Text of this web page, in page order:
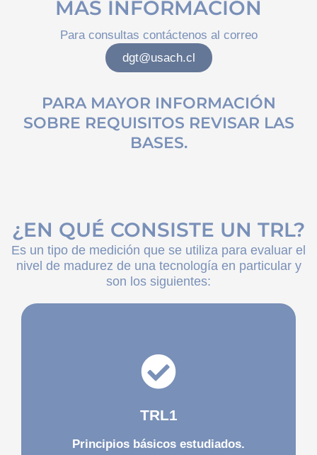
MÁS INFORMACIÓN
Para consultas contáctenos al correo
dgt@usach.cl
PARA MAYOR INFORMACIÓN
SOBRE REQUISITOS REVISAR LAS
BASES.
¿EN QUÉ CONSISTE UN TRL?
Es un tipo de medición que se utiliza para evaluar el
nivel de madurez de una tecnología en particular y
son los siguientes:
TRL1
Principios básicos estudiados.
tecnológica. Comienza la investigación
investigación aplicada.